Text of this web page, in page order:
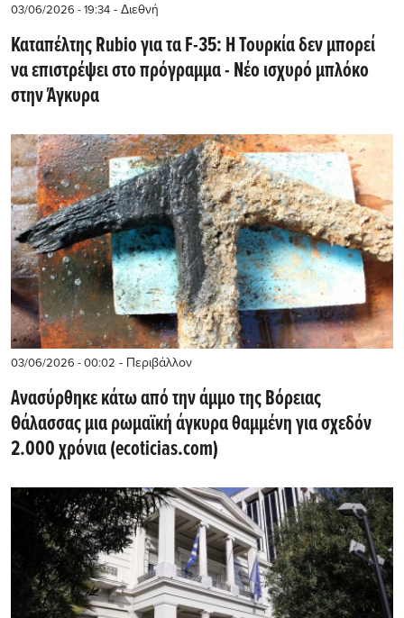
03/06/2026 - 19:34 - Διεθνή
Καταπέλτης Rubio για τα F-35: Η Τουρκία δεν μπορεί
να επιστρέψει στο πρόγραμμα - Νέο ισχυρό μπλόκο
στην Άγκυρα
03/06/2026 - 00:02 - Περιβάλλον
Ανασύρθηκε κάτω από την άμμο της Βόρειας
Θάλασσας μια ρωμαϊκή άγκυρα θαμμένη για σχεδόν
2.000 χρόνια (ecoticias.com)